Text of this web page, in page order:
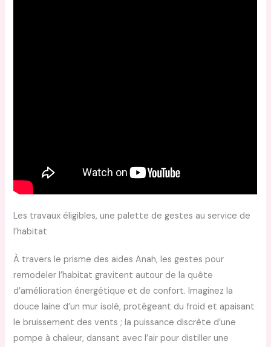
Les travaux éligibles, une palette de gestes au service de
l’habitat
À travers le prisme des aides Anah, les gestes pour
remodeler l’habitat gravitent autour de la quête
d’amélioration énergétique et de confort. Imaginez la
douce laine d’un mur isolé, protégeant du froid et apaisant
le bruissement des vents ; la puissance discrète d’une
pompe à chaleur, dansant avec l’air pour distiller une